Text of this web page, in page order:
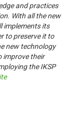
and practices
With all the new
implements its
to preserve it to
new technology
improve their
the IKSP